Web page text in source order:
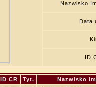
Nazwisko
Data
ID
ID CR Tyt.
Nazwisko